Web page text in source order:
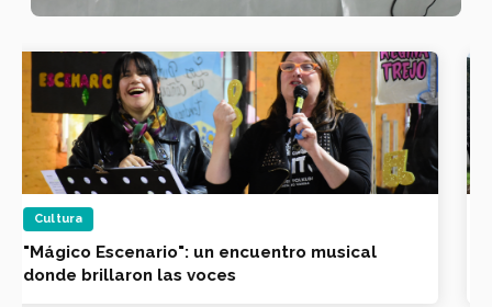
Obras y Servicios Públicos
Tareas de limpieza en la localidad de
Gobernador Costa